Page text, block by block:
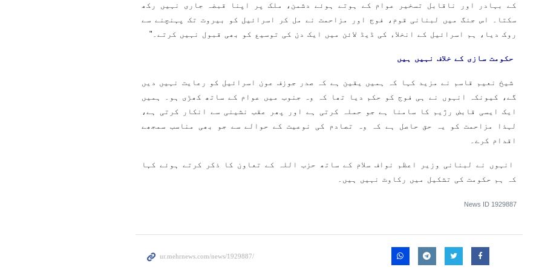
کے بہادر اور ناقابل تسخیر عوام کے ہوتے ہوئے دشمن، ملک پر اپنا قبضہ جاری نہیں رکھ
سکتا۔ اس جنگ میں لبنانی قوم، فوج اور مزاحمت نے مل کر اسرائیل کو بیروت تک پہنچنے سے
روک دیا، ہم اسرائیل کے انخلاء کی ڈیڈ لائن میں ایک دن کی توسیع کو بھی قبول نہیں کرتے۔"
حکومت سازی کے خلاف نہیں ہیں
شیخ نعیم قاسم نے مزید کہا کہ ہمیں یقین ہے کہ صدر جوزف عون اسرائیل کو رعایت نہیں دیں
گے، کیونکہ انہوں نے ہی فوج کو حکم دیا تھا کہ وہ جنوب میں عوام کے ساتھ کھڑی ہو۔ ہمیں
ایک ایسی قابض رژیم کا سامنا ہے جو حملہ کرتی ہے اور پھر عقب نشینی سے انکار کرتی ہے،
لہذا مزاحمت کو یہ حق حاصل ہے کہ وہ تصادم کی نوعیت کے حوالے سے جو بھی مناسب سمجھے
اقدام کرے۔
انہوں نے لبنانی وزیر اعظم نواف سلام کے ساتھ حزب اللہ کے تعاون کا ذکر کرتے ہوئے کہا
کہ ہم حکومت کی تشکیل میں رکاوٹ نہیں ہیں۔
News ID 1929887